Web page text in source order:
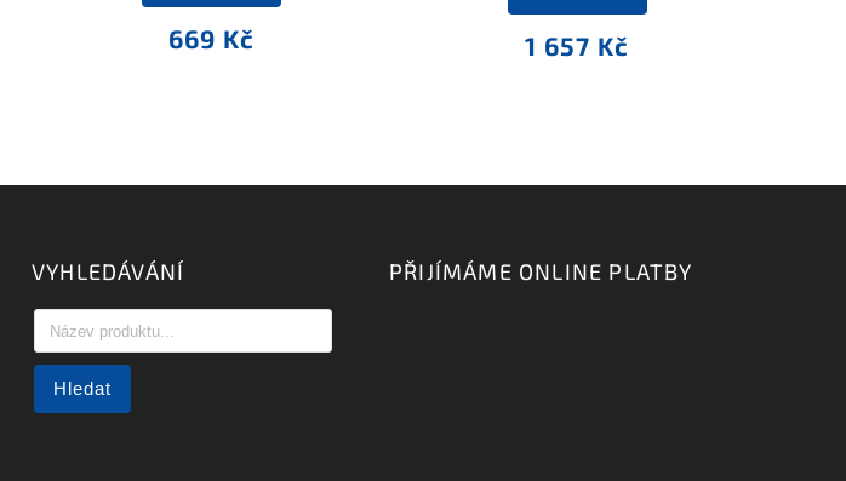
669 Kč 1 657 Kč
VYHLEDÁVÁNÍ
Hledat
PŘIJÍMÁME ONLINE PLATBY